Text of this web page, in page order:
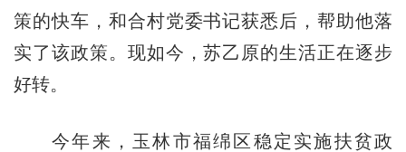
策的快车，和合村党委书记获悉后，帮助他落
实了该政策。现如今，苏乙原的生活正在逐步
好转。
今年来，玉林市福绵区稳定实施扶贫政